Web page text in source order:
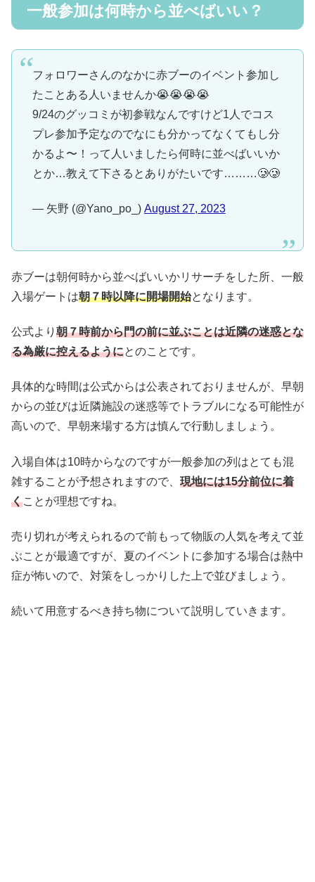
一般参加は何時から並べばいい？
フォロワーさんのなかに赤ブーのイベント参加し
たことある人いませんか😭😭😭😭
9/24のグッコミが初参戦なんですけど1人でコス
プレ参加予定なのでなにも分かってなくてもし分
かるよ〜！って人いましたら何時に並べばいいか
とか…教えて下さるとありがたいです………🥲🥲
— 矢野 (@Yano_po_) August 27, 2023
赤ブーは朝何時から並べばいいかリサーチをした所、 一般
入場ゲートは朝７時以降に開場開始となります。
公式より 朝７時前から門の前に並ぶことは近隣の迷惑とな
る為厳に控えるようにとのことです。
具体的な時間は公式からは公表されておりませんが、早朝
からの並びは近隣施設の迷惑等でトラブルになる可能性が
高いので、 早朝来場する方は慎んで行動しましょう。
入場自体は10時からなのですが一般参加の列はとても混
雑することが予想されますので、 現地には15分前位に着
くことが理想ですね。
売り切れが考えられるので前もって物販の人気を考えて並
ぶことが最適ですが、 夏のイベントに参加する場合は熱中
症が怖いので、対策をしっかりした上で並びましょう。
続いて用意するべき持ち物について説明していきます。